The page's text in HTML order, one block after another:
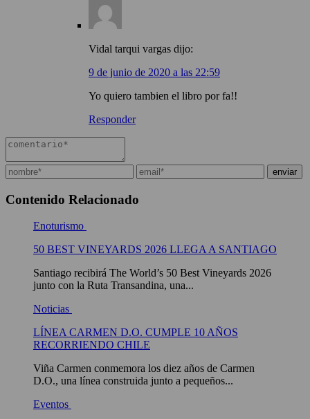
Vidal tarqui vargas dijo:
9 de junio de 2020 a las 22:59
Yo quiero tambien el libro por fa!!
Responder
Contenido Relacionado
Enoturismo
50 BEST VINEYARDS 2026 LLEGA A SANTIAGO
Santiago recibirá The World’s 50 Best Vineyards 2026
junto con la Ruta Transandina, una...
Noticias
LÍNEA CARMEN D.O. CUMPLE 10 AÑOS
RECORRIENDO CHILE
Viña Carmen conmemora los diez años de Carmen
D.O., una línea construida junto a pequeños...
Eventos